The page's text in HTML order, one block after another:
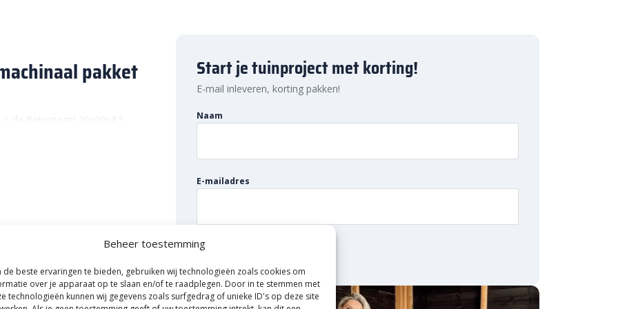
Beheer toestemming
de beste ervaringen te bieden, gebruiken wij technologieën zoals cookies om
over je apparaat op te slaan en/of te raadplegen. Door in te stemmen met
technologieën kunnen wij gegevens zoals surfgedrag of unieke ID's op deze site
pakket
de Betontegel 30x30x4,5
betontegel is geschikt voor
een terras, tuinpad. Ook wordt
staan 30×30 tegels
de tuin een mooie basis.
afgewerkt. De Betontegel
van een facet van 5 mm. Dat
je randschade en zorg
Start je tuinproject met korting!
E-mail inleveren, korting pakken!
Naam
E-mailadres